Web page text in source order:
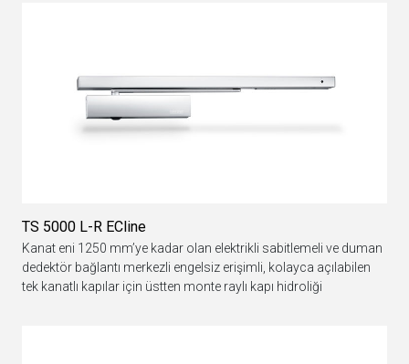
TS 5000 L-R ECline
Kanat eni 1250 mm’ye kadar olan elektrikli sabitlemeli ve duman
dedektör bağlantı merkezli engelsiz erişimli, kolayca açılabilen
tek kanatlı kapılar için üstten monte raylı kapı hidroliği